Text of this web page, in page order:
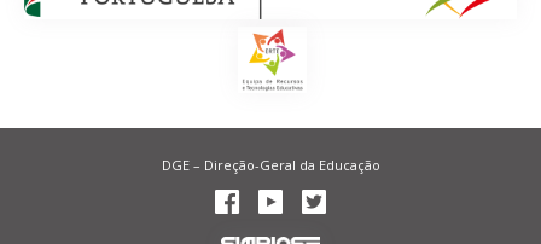
DGE – Direção-Geral da Educação